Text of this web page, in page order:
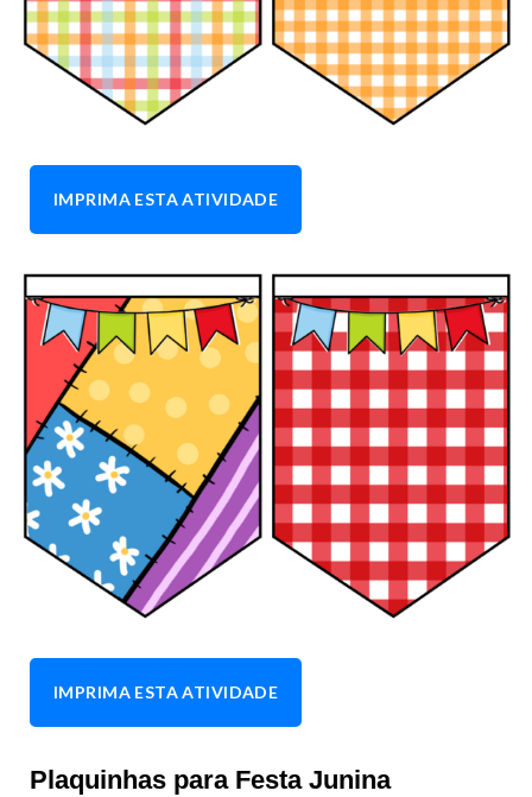
IMPRIMA ESTA ATIVIDADE
IMPRIMA ESTA ATIVIDADE
Plaquinhas para Festa Junina